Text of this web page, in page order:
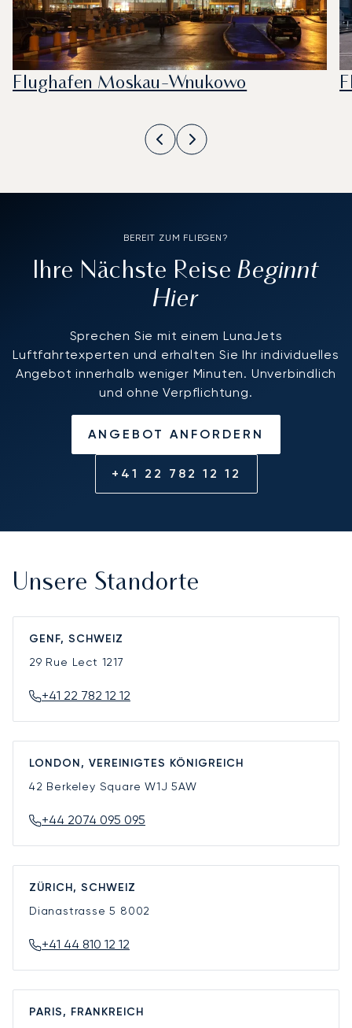
Flughafen Moskau-Wnukowo
BEREIT ZUM FLIEGEN?
Ihre Nächste ReiseBeginnt
Hier
Sprechen Sie mit einem LunaJets
Luftfahrtexperten und erhalten Sie Ihr individuelles
Angebot innerhalb weniger Minuten. Unverbindlich
und ohne Verpflichtung.
ANGEBOT ANFORDERN
+41 22 782 12 12
Unsere Standorte
GENF, SCHWEIZ
29 Rue Lect 1217
+41 22 782 12 12
LONDON, VEREINIGTES KÖNIGREICH
42 Berkeley SquareW1J 5AW
+44 2074 095 095
ZÜRICH, SCHWEIZ
Dianastrasse 5 8002
+41 44 810 12 12
PARIS, FRANKREICH